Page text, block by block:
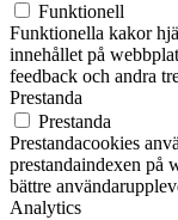
Funktionell
Funktionella kakor
innehållet på
feedback och andra
Prestanda
Prestanda
Prestandacookies
prestandaindexen på
bättre
Analytics